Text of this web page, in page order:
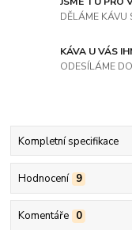
DĚLÁME KÁVU
KÁVA U VÁS
ODESÍLÁME
Kompletní specifikace
Hodnocení 9
Komentáře 0